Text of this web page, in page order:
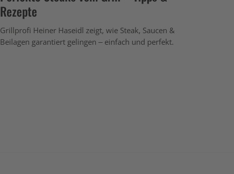
Rezepte
Grillprofi Heiner Haseidl zeigt, wie Steak, Saucen &
Beilagen garantiert gelingen – einfach und perfekt.